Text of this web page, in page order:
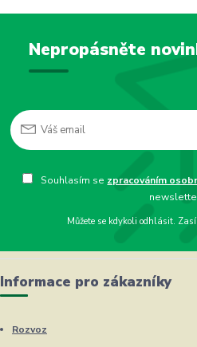
Nepropásněte
Souhlasím se zpracováním
Můžete se kdykoli odhlásit.
Informace pro zákazníky
Rozvoz